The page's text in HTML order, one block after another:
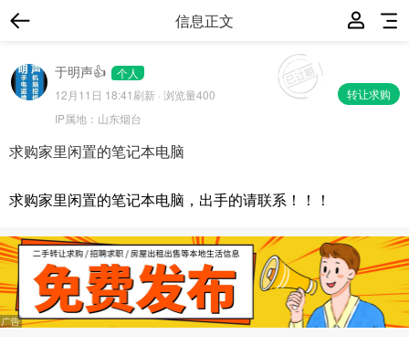
信息正文
于明声👍
个人
转让求购
12月11日 18:41 刷新 · 浏览量400
IP属地： 山东烟台
求购家里闲置的笔记本电脑
求购家里闲置的笔记本电脑，出手的请联系！！！